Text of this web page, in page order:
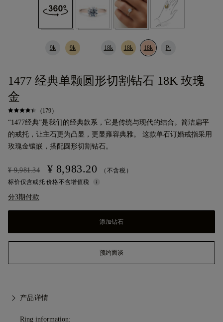
9k 9k 18k 18k 18k Pt
1477 经典单颗圆形切割钻石 18K 玫瑰
金
(179)
“1477经典”是我们的经典款系，它是传统与现代的结合。简洁扁平
的戒托，让主石更为凸显，更显雍容典雅。 这款单石订婚戒指采用
玫瑰金镶嵌，搭配圆形切割钻石。
¥ 9,981.34 ¥ 8,983.20
（不含税）
标价仅含戒托 价格不含增值税
分3期付款
添加钻石
预约面谈
产品详情
Ring information: